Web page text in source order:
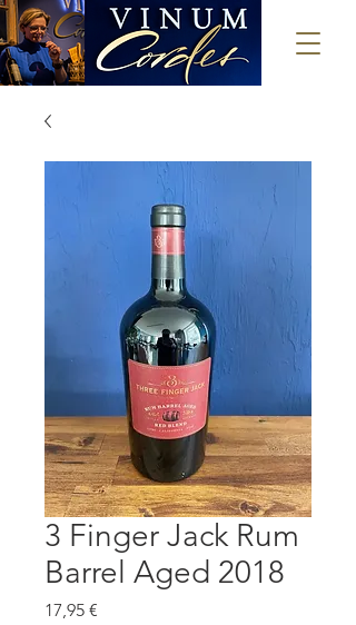
3 Finger Jack Rum
Barrel Aged 2018
17,95 €